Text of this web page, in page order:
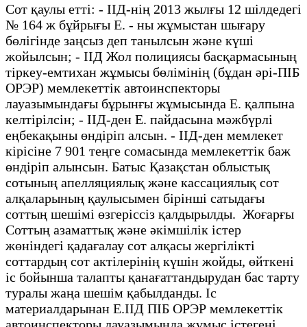
Сот қаулы етті: - ІІД-нің 2013 жылғы 12 шілдедегі
№ 164 ж бұйрығы Е. - ны жұмыстан шығару
бөлігінде заңсыз деп танылсын және күші
жойылсын; - ІІД Жол полициясы басқармасының
тіркеу-емтихан жұмысы бөлімінің (бұдан әрі-ПІБ
ОРЭР) мемлекеттік автоинспекторы
лауазымындағы бұрынғы жұмысында Е. қалпына
келтірілсін; - ІІД-ден Е. пайдасына мәжбүрлі
еңбекақыны өндіріп алсын. - ІІД-ден мемлекет
кірісіне 7 901 теңге сомасында мемлекеттік баж
өндіріп алынсын. Батыс Қазақстан облыстық
сотының апелляциялық және кассациялық сот
алқаларының қаулысымен бірінші сатыдағы
соттың шешімі өзгеріссіз қалдырылды. Жоғарғы
Соттың азаматтық және әкімшілік істер
жөніндегі қадағалау сот алқасы жергілікті
соттардың сот актілерінің күшін жойды, өйткені
іс бойынша талапты қанағаттандырудан бас тарту
туралы жаңа шешім қабылданды. Іс
материалдарынан Е.ІІД ПІБ ОРЭР мемлекеттік